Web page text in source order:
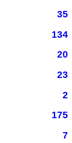
35
134
20
23
2
175
7